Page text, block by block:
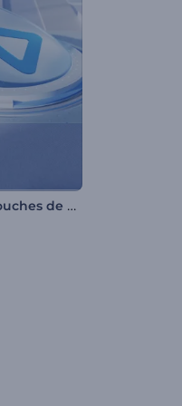
Intro de couches de cercle 3D